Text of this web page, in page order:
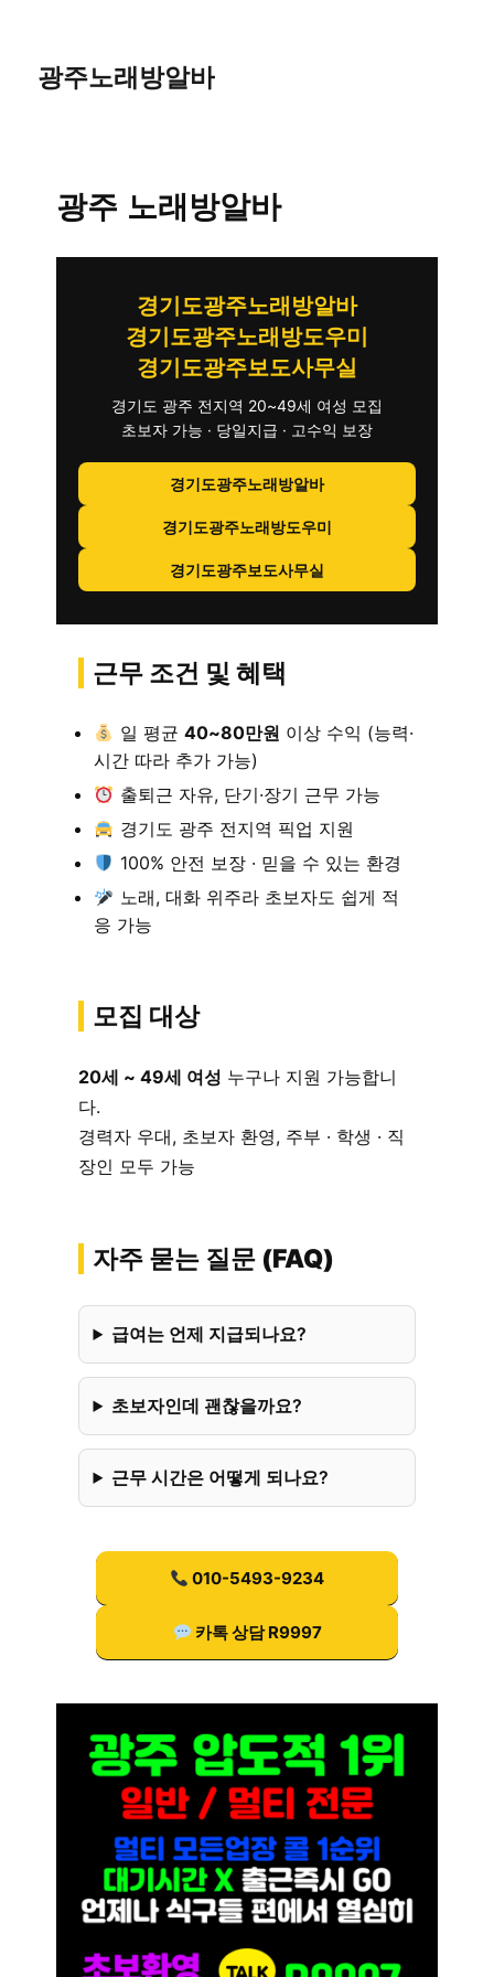
광주노래방알바
광주 노래방알바
경기도광주노래방알바
경기도광주노래방도우미
경기도광주보도사무실
경기도 광주 전지역 20~49세 여성 모집
초보자 가능 · 당일지급 · 고수익 보장
경기도광주노래방알바
경기도광주노래방도우미
경기도광주보도사무실
근무 조건 및 혜택
일 평균 40~80만원 이상 수익 (능력·
시간 따라 추가 가능)
출퇴근 자유, 단기·장기 근무 가능
경기도 광주 전지역 픽업 지원
100% 안전 보장 · 믿을 수 있는 환경
노래, 대화 위주라 초보자도 쉽게 적
응 가능
모집 대상
20세 ~ 49세 여성 누구나 지원 가능합니
다.
경력자 우대, 초보자 환영, 주부 · 학생 · 직
장인 모두 가능
자주 묻는 질문 (FAQ)
급여는 언제 지급되나요?
초보자인데 괜찮을까요?
근무 시간은 어떻게 되나요?
010-5493-9234
카톡 상담 R9997